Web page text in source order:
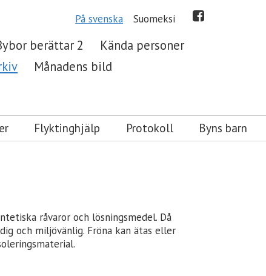
På svenska Suomeksi
berättar 2
Kända personer
Månadens bild
Flyktinghjälp Protokoll Byns barn
råvaror och lösningsmedel. Då
och miljövänlig. Fröna kan ätas eller